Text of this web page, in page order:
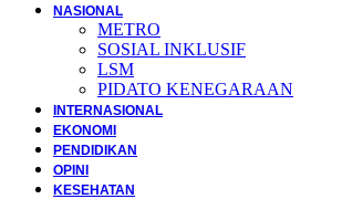
NASIONAL
METRO
SOSIAL INKLUSIF
LSM
PIDATO KENEGARAAN
INTERNASIONAL
EKONOMI
PENDIDIKAN
OPINI
KESEHATAN